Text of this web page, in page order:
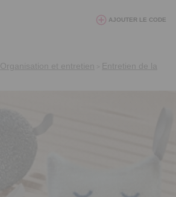
AJOUTER LE CODE
Organisation et entretien
Entretien de la